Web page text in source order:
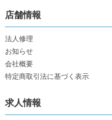
店舗情報
法人修理
お知らせ
会社概要
特定商取引法に基づく表示
求人情報